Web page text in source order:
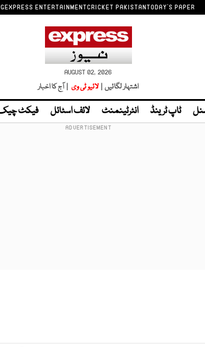
EXPRESS ENTERTAINMENTCRICKET PAKISTANTODAY'S PAPER
AUGUST 02, 2026
اشتہار لگائیں | لائیو ٹی وی | آج کا اخبار
ٹاپ ٹرینڈ انٹرٹینمنٹ لائف اسٹائل فیکٹ